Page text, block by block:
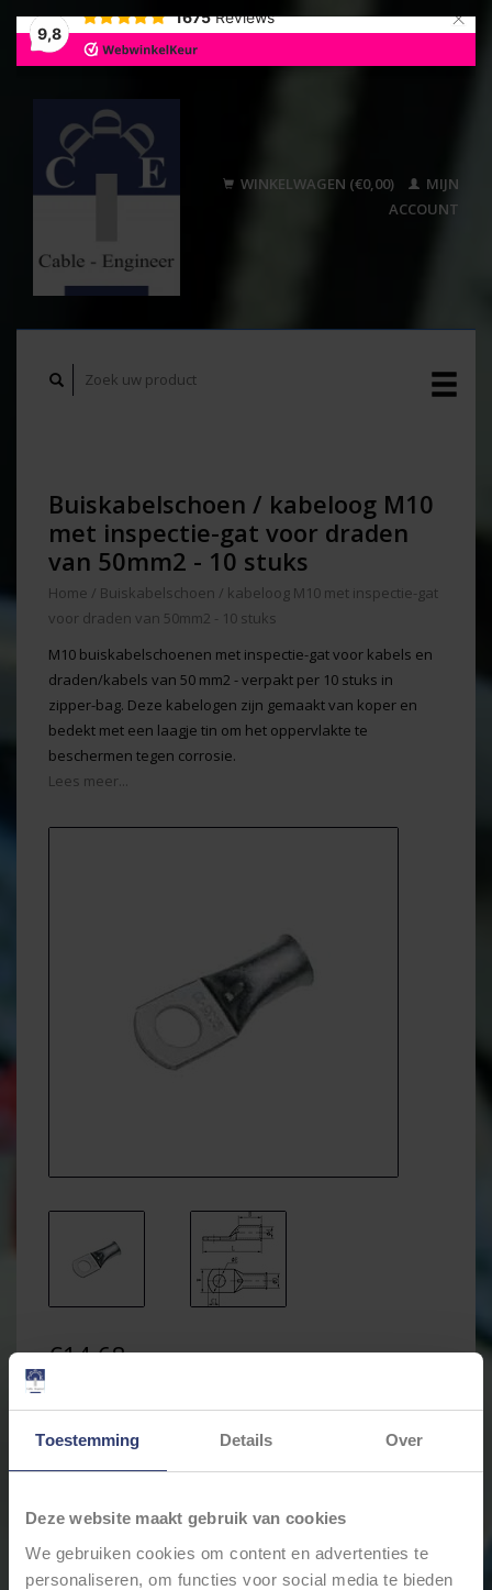
Toestemming Details Over
Deze website maakt gebruik van cookies
We gebruiken cookies om content en advertenties te
personaliseren, om functies voor social media te bieden
9,8
1675 Reviews ×
WINKELWAGEN (€0,00)
MIJN
ACCOUNT
Buiskabelschoen / kabeloog M10
met inspectie-gat voor draden
van 50mm2 - 10 stuks
Home / Buiskabelschoen / kabeloog M10 met inspectie-gat
voor draden van 50mm2 - 10 stuks
M10 buiskabelschoenen met inspectie-gat voor kabels en
draden/kabels van 50 mm2 - verpakt per 10 stuks in
zipper-bag. Deze kabelogen zijn gemaakt van koper en
bedekt met een laagje tin om het oppervlakte te
beschermen tegen corrosie.
Lees meer...
€14,68
Levertijd: 7 dagen
+